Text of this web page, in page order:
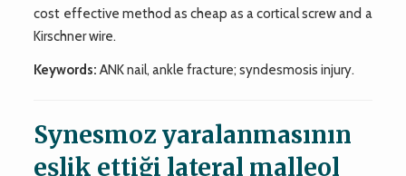
cost effective method as cheap as a cortical screw and a
Kirschner wire.
Keywords: ANK nail, ankle fracture; syndesmosis injury.
Synesmoz yaralanmasının
eşlik ettiği lateral malleol